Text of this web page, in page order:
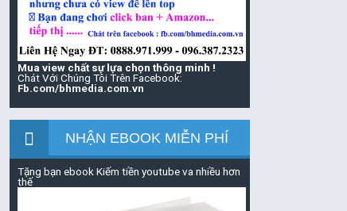
Mua view chất sự lựa chọn thông minh !
Chát Với Chúng Tôi Trên Facebook:
Fb.com/bhmedia.com.vn
NHẬN EBOOK MIỄN PHÍ
Tặng bạn ebook Kiếm tiền youtube va nhiều hơn
thế